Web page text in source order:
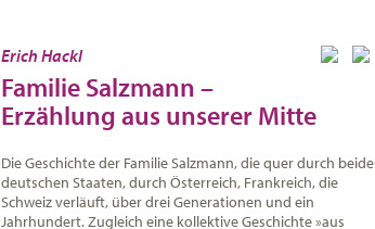
Erich Hackl
Familie Salzmann –
Erzählung aus unserer Mitte
Die Geschichte der Familie Salzmann, die quer durch beide
deutschen Staaten, durch Österreich, Frankreich, die
Schweiz verläuft, über drei Generationen und ein
Jahrhundert. Zugleich eine kollektive Geschichte »aus